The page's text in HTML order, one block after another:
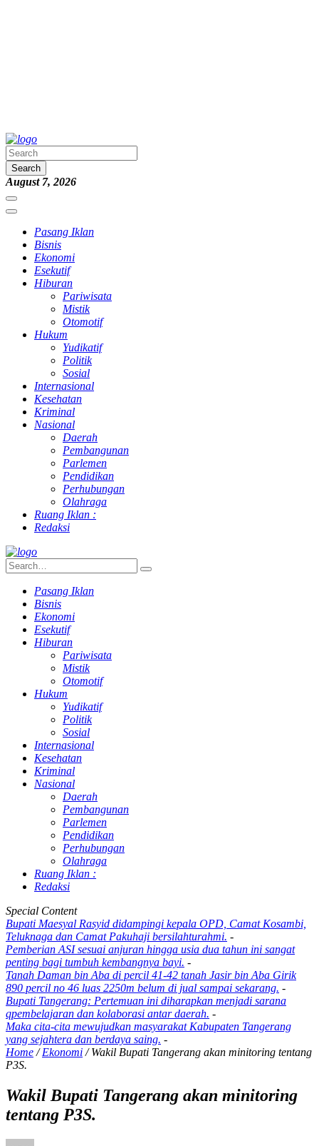
Search
August 7, 2026
Pasang Iklan
Bisnis
Ekonomi
Esekutif
Hiburan
Pariwisata
Mistik
Otomotif
Hukum
Yudikatif
Politik
Sosial
Internasional
Kesehatan
Kriminal
Nasional
Daerah
Pembangunan
Parlemen
Pendidikan
Perhubungan
Olahraga
Ruang Iklan :
Redaksi
Pasang Iklan
Bisnis
Ekonomi
Esekutif
Hiburan
Pariwisata
Mistik
Otomotif
Hukum
Yudikatif
Politik
Sosial
Internasional
Kesehatan
Kriminal
Nasional
Daerah
Pembangunan
Parlemen
Pendidikan
Perhubungan
Olahraga
Ruang Iklan :
Redaksi
Special Content
Bupati Maesyal Rasyid didampingi kepala OPD, Camat Kosambi,
Teluknaga dan Camat Pakuhaji bersilahturahmi. -
Pemberian ASI sesuai anjuran hingga usia dua tahun ini sangat
penting bagi tumbuh kembangnya bayi. -
Tanah Daman bin Aba di percil 41-42 tanah Jasir bin Aba Girik
890 percil no 46 luas 2250m belum di jual sampai sekarang. -
Bupati Tangerang: Pertemuan ini diharapkan menjadi sarana
qpembelajaran dan kolaborasi antar daerah. -
Maka cita-cita mewujudkan masyarakat Kabupaten Tangerang
yang sejahtera dan berdaya saing. -
Home /Ekonomi /Wakil Bupati Tangerang akan minitoring tentang
P3S.
Wakil Bupati Tangerang akan minitoring
tentang P3S.